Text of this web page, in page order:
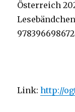
Österreich
Link:http://